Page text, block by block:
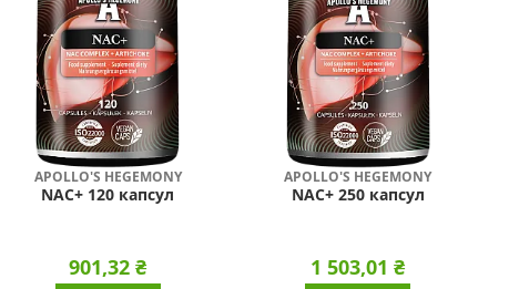
APOLLO'S HEGEMONY
NAC+ 120 капсул
901,32 ₴
APOLLO'S HEGEMONY
NAC+ 250 капсул
1 503,01 ₴